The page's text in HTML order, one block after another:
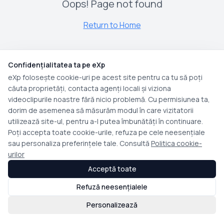
Oops! Page not found
Return to Home
Confidențialitatea ta pe eXp
eXp folosește cookie-uri pe acest site pentru ca tu să poți
căuta proprietăți, contacta agenți locali și viziona
videoclipurile noastre fără nicio problemă. Cu permisiunea ta,
dorim de asemenea să măsurăm modul în care vizitatorii
utilizează site-ul, pentru a-l putea îmbunătăți în continuare.
Poți accepta toate cookie-urile, refuza pe cele neesențiale
sau personaliza preferințele tale. Consultă Politica cookie-
urilor
Personalizează
Refuză neesențialele
Acceptă toate